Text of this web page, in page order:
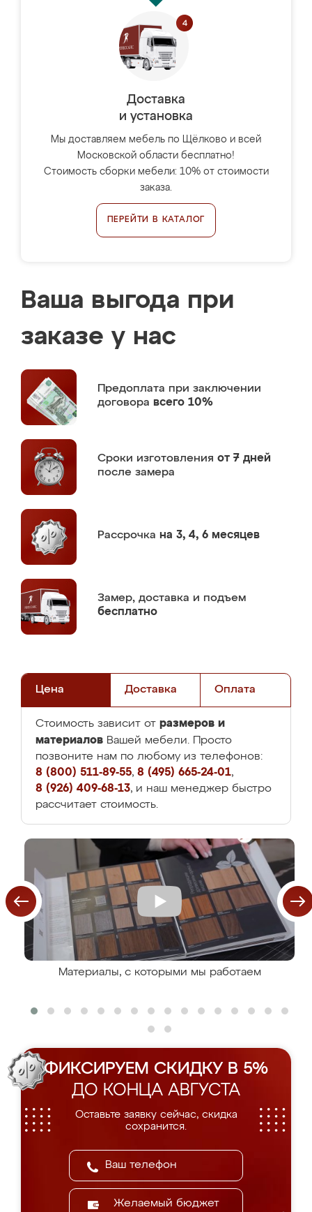
Доставка
и установка
Мы доставляем мебель по Щёлково и всей
Московской области бесплатно!
Стоимость сборки мебели: 10% от стоимости
заказа.
ПЕРЕЙТИ В КАТАЛОГ
Ваша выгода при
заказе у нас
Предоплата при заключении
договора всего 10%
Сроки изготовления от 7 дней
после замера
Рассрочка на 3, 4, 6 месяцев
Замер, доставка и подъем
бесплатно
Цена Доставка Оплата
Стоимость зависит от размеров и
материалов Вашей мебели. Просто
позвоните нам по любому из телефонов:
8 (800) 511-89-55, 8 (495) 665-24-01,
8 (926) 409-68-13, и наш менеджер быстро
рассчитает стоимость.
Материалы, с которыми мы работаем
ФИКСИРУЕМ СКИДКУ В 5%
ДО КОНЦА АВГУСТА
Оставьте заявку сейчас, скидка
сохранится.
Желаемый бюджет